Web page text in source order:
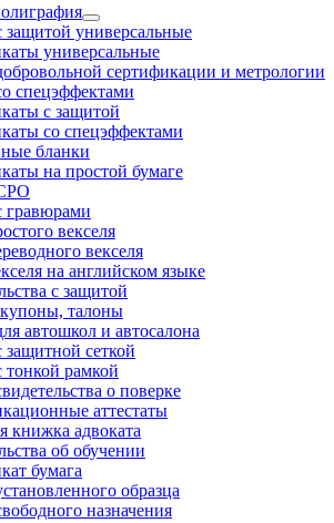
защитой универсальные
универсальные
сертификации и метрологии
спецэффектами
с защитой
со спецэффектами
бланки
на простой бумаге
гравюрами
векселя
векселя
на английском языке
с защитой
талоны
автошкол и автосалона
защитной сеткой
тонкой рамкой
о поверке
аттестаты
книжка адвоката
об обучении
бумага
образца
назначения